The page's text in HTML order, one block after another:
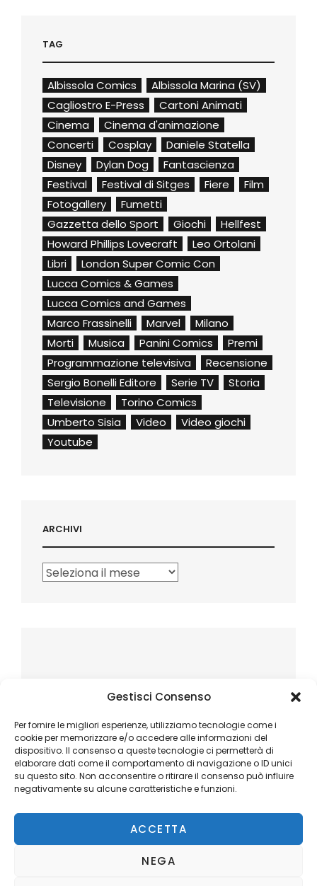
Gestisci Consenso
Per fornire le migliori esperienze, utilizziamo tecnologie come i
cookie per memorizzare e/o accedere alle informazioni del
dispositivo. Il consenso a queste tecnologie ci permetterà di
elaborare dati come il comportamento di navigazione o ID unici
su questo sito. Non acconsentire o ritirare il consenso può influire
negativamente su alcune caratteristiche e funzioni.
ACCETTA
NEGA
TAG
Albissola Comics
Albissola Marina (SV)
Cagliostro E-Press
Cartoni Animati
Cinema
Cinema d'animazione
Concerti
Cosplay
Daniele Statella
Disney
Dylan Dog
Fantascienza
Festival
Festival di Sitges Fiere
Film
Fotogallery
Fumetti
Gazzetta dello Sport
Giochi
Hellfest
Howard Phillips Lovecraft
Leo Ortolani
Libri
London Super Comic Con
Lucca Comics & Games
Lucca Comics and Games
Marco Frassinelli
Marvel
Milano
Morti
Musica Panini Comics
Premi
Programmazione televisiva
Recensione
Sergio Bonelli Editore
Serie TV
Storia
Televisione
Torino Comics
Umberto Sisia
Video
Video giochi
Youtube
ARCHIVI
Archivi